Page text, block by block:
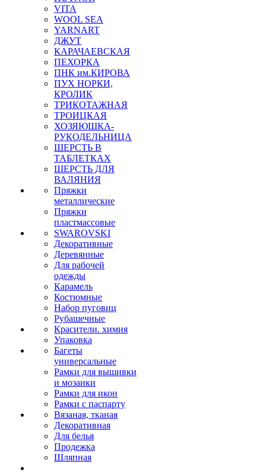
VITA
WOOL SEA
YARNART
ДЖУТ
КАРАЧАЕВСКАЯ
ПЕХОРКА
ПНК им.КИРОВА
ПУХ НОРКИ,
КРОЛИК
ТРИКОТАЖНАЯ
ТРОИЦКАЯ
ХОЗЯЮШКА-
РУКОДЕЛЬНИЦА
ШЕРСТЬ В
ТАБЛЕТКАХ
ШЕРСТЬ ДЛЯ
ВАЛЯНИЯ
Пряжки
металлические
Пряжки
пластмассовые
SWAROVSKI
Декоративные
Деревянные
Для рабочей
одежды
Карамель
Костюмные
Набор пуговиц
Рубашечные
Красители. химия
Упаковка
Багеты
универсальные
Рамки для вышивки
и мозаики
Рамки для икон
Рамки с паспарту
Вязаная, тканая
Декоративная
Для белья
Продежка
Шляпная